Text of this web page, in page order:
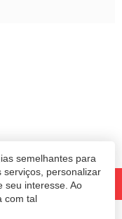
semelhantes para
serviços, personalizar
seu interesse. Ao
com tal